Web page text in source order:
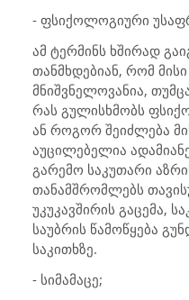
- ფსიქოლოგიური
ამ ტერმინს ხშირად
თანმხდებიან, რომ
მნიშვნელოვანია,
რას გულისხმობს
ან როგორ შეიძლება
აუცილებელია
გარემო საკუთარი
თანამშრომლებს
უკუკავშირის გაცემა,
საუბრის წამოწყება
საკითხზე.
- სიმამაცე;